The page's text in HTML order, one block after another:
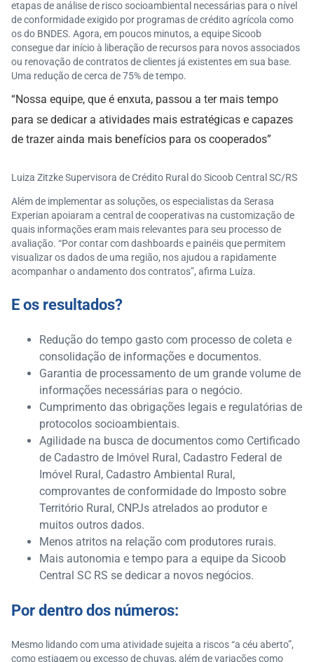
etapas de análise de risco socioambiental necessárias para o nível
de conformidade exigido por programas de crédito agrícola como
os do BNDES. Agora, em poucos minutos, a equipe Sicoob
consegue dar início à liberação de recursos para novos associados
ou renovação de contratos de clientes já existentes em sua base.
Uma redução de cerca de 75% de tempo.
“Nossa equipe, que é enxuta, passou a ter mais tempo
para se dedicar a atividades mais estratégicas e capazes
de trazer ainda mais benefícios para os cooperados”
Luiza Zitzke Supervisora de Crédito Rural do Sicoob Central SC/RS
Além de implementar as soluções, os especialistas da Serasa
Experian apoiaram a central de cooperativas na customização de
quais informações eram mais relevantes para seu processo de
avaliação. “Por contar com dashboards e painéis que permitem
visualizar os dados de uma região, nos ajudou a rapidamente
acompanhar o andamento dos contratos”, afirma Luíza.
E os resultados?
Redução do tempo gasto com processo de coleta e
consolidação de informações e documentos.
Garantia de processamento de um grande volume de
informações necessárias para o negócio.
Cumprimento das obrigações legais e regulatórias de
protocolos socioambientais.
Agilidade na busca de documentos como Certificado
de Cadastro de Imóvel Rural, Cadastro Federal de
Imóvel Rural, Cadastro Ambiental Rural,
comprovantes de conformidade do Imposto sobre
Território Rural, CNPJs atrelados ao produtor e
muitos outros dados.
Menos atritos na relação com produtores rurais.
Mais autonomia e tempo para a equipe da Sicoob
Central SC RS se dedicar a novos negócios.
Por dentro dos números:
Mesmo lidando com uma atividade sujeita a riscos “a céu aberto”,
como estiagem ou excesso de chuvas, além de variações como